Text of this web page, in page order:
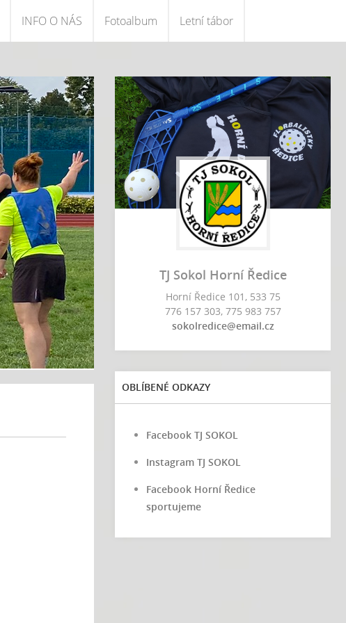
INFO O NÁS Fotoalbum Letní tábor
TJ Sokol Horní Ředice
Horní Ředice 101, 533 75
776 157 303, 775 983 757
sokolredice@email.cz
OBLÍBENÉ ODKAZY
Facebook TJ SOKOL
Instagram TJ SOKOL
Facebook Horní Ředice
sportujeme